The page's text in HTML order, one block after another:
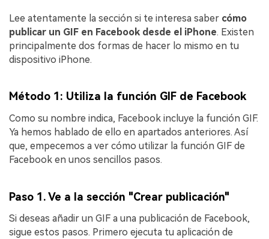
Lee atentamente la sección si te interesa saber cómo
publicar un GIF en Facebook desde el iPhone.󠀲󠀡󠀥󠀦󠀡󠀩󠀩󠀡󠀤󠀳󠀰 Existen
principalmente dos formas de hacer lo mismo en tu
dispositivo iPhone.
Método 1: Utiliza la función GIF de Facebook
Como su nombre indica, Facebook incluye la función GIF.
Ya hemos hablado de ello en apartados anteriores. Así
que, empecemos a ver cómo utilizar la función GIF de
Facebook en unos sencillos pasos.
Paso 1. Ve a la sección "Crear publicación"
Si deseas añadir un GIF a una publicación de Facebook,
sigue estos pasos. Primero ejecuta tu aplicación de